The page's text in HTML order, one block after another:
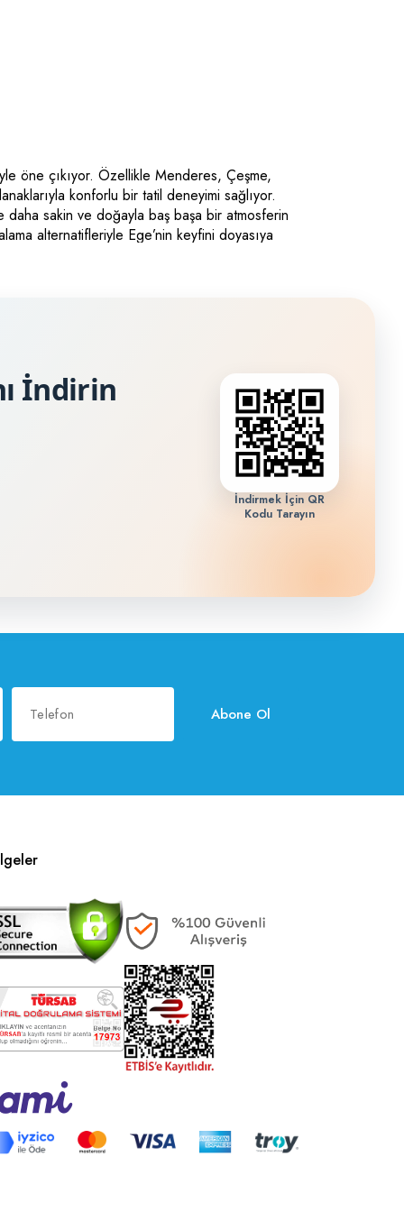
öne çıkıyor. Özellikle Menderes, Çeşme,
konforlu bir tatil deneyimi sağlıyor.
daha sakin ve doğayla baş başa bir atmosferin
alternatifleriyle Ege’nin keyfini doyasıya
İndirin
İndirmek İçin QR
Kodu Tarayın
Abone Ol